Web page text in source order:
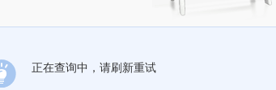
正在查询中，请刷新重试